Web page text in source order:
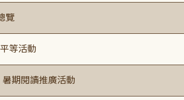
覽
等活動
暑期閱讀推廣活動